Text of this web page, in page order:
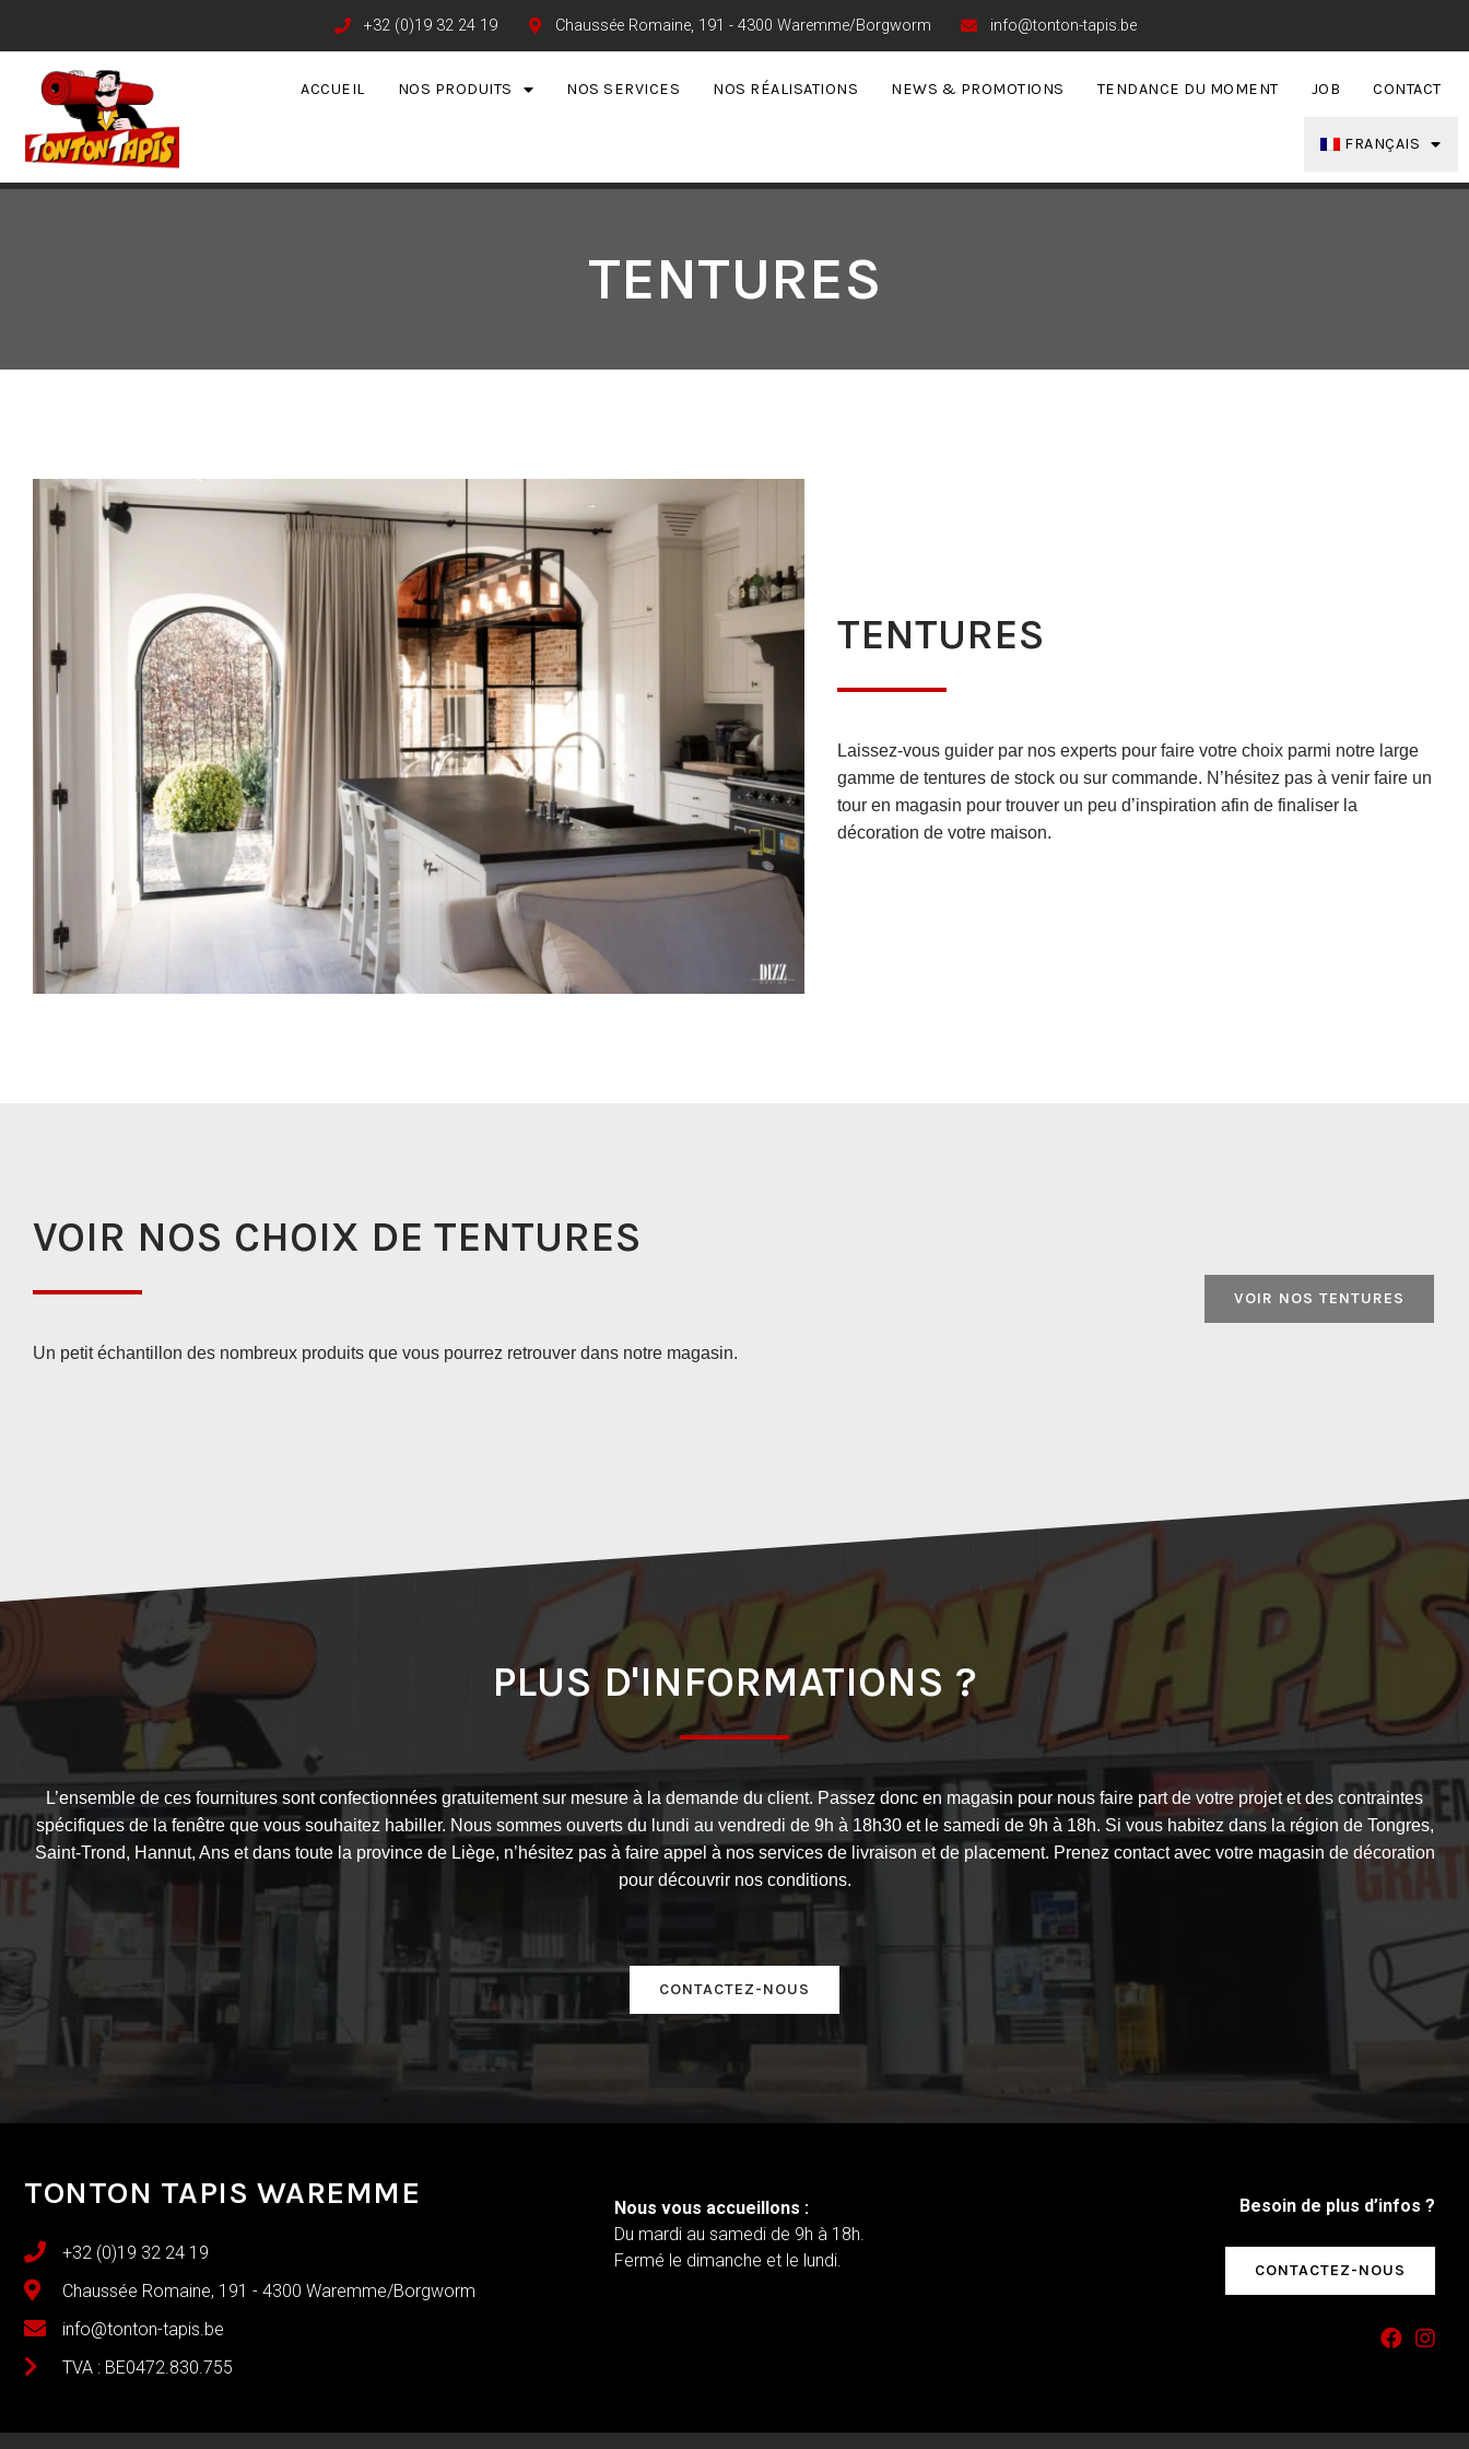
+32 (0)19 32 24 19 Chaussée Romaine, 191 - 4300 Waremme/Borgworm info@tonton-tapis.be
ACCUEIL NOS PRODUITS NOS SERVICES NOS RÉALISATIONS NEWS & PROMOTIONS TENDANCE DU MOMENT JOB CONTACT
FRANÇAIS
TENTURES
TENTURES
Laissez-vous guider par nos experts pour faire votre choix parmi notre large
gamme de tentures de stock ou sur commande. N’hésitez pas à venir faire un
tour en magasin pour trouver un peu d’inspiration afin de finaliser la
décoration de votre maison.
VOIR NOS CHOIX DE TENTURES
Un petit échantillon des nombreux produits que vous pourrez retrouver dans notre magasin.
VOIR NOS TENTURES
PLUS D'INFORMATIONS ?
L’ensemble de ces fournitures sont confectionnées gratuitement sur mesure à la demande du client. Passez donc en magasin pour nous faire part de votre projet et des contraintes
spécifiques de la fenêtre que vous souhaitez habiller. Nous sommes ouverts du lundi au vendredi de 9h à 18h30 et le samedi de 9h à 18h. Si vous habitez dans la région de Tongres,
Saint-Trond, Hannut, Ans et dans toute la province de Liège, n’hésitez pas à faire appel à nos services de livraison et de placement. Prenez contact avec votre magasin de décoration
pour découvrir nos conditions.
CONTACTEZ-NOUS
TONTON TAPIS WAREMME
+32 (0)19 32 24 19
Chaussée Romaine, 191 - 4300 Waremme/Borgworm
info@tonton-tapis.be
TVA : BE0472.830.755
Nous vous accueillons :
Du mardi au samedi de 9h à 18h.
Fermé le dimanche et le lundi.
Besoin de plus d’infos ?
CONTACTEZ-NOUS